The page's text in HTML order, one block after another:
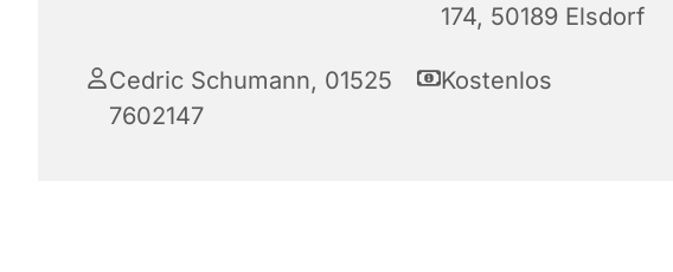
174, 50189 Elsdorf
Cedric Schumann, 01525
7602147
Kostenlos